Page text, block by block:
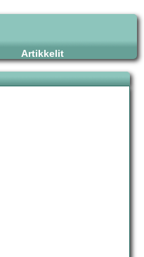
Artikkelit